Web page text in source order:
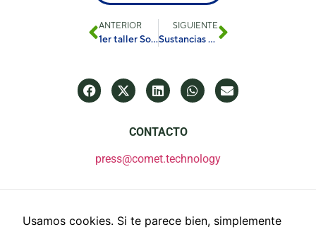
ANTERIOR
1er taller SolDAC durante la Conferencia Heat Powered Cycles 2023
SIGUIENTE
Sustancias de perfluoroalquilo (PFAS) en las redes alimentarias: una revisión global y una agenda de investigación futura
CONTACTO
press@comet.technology
Usamos cookies. Si te parece bien, simplemente